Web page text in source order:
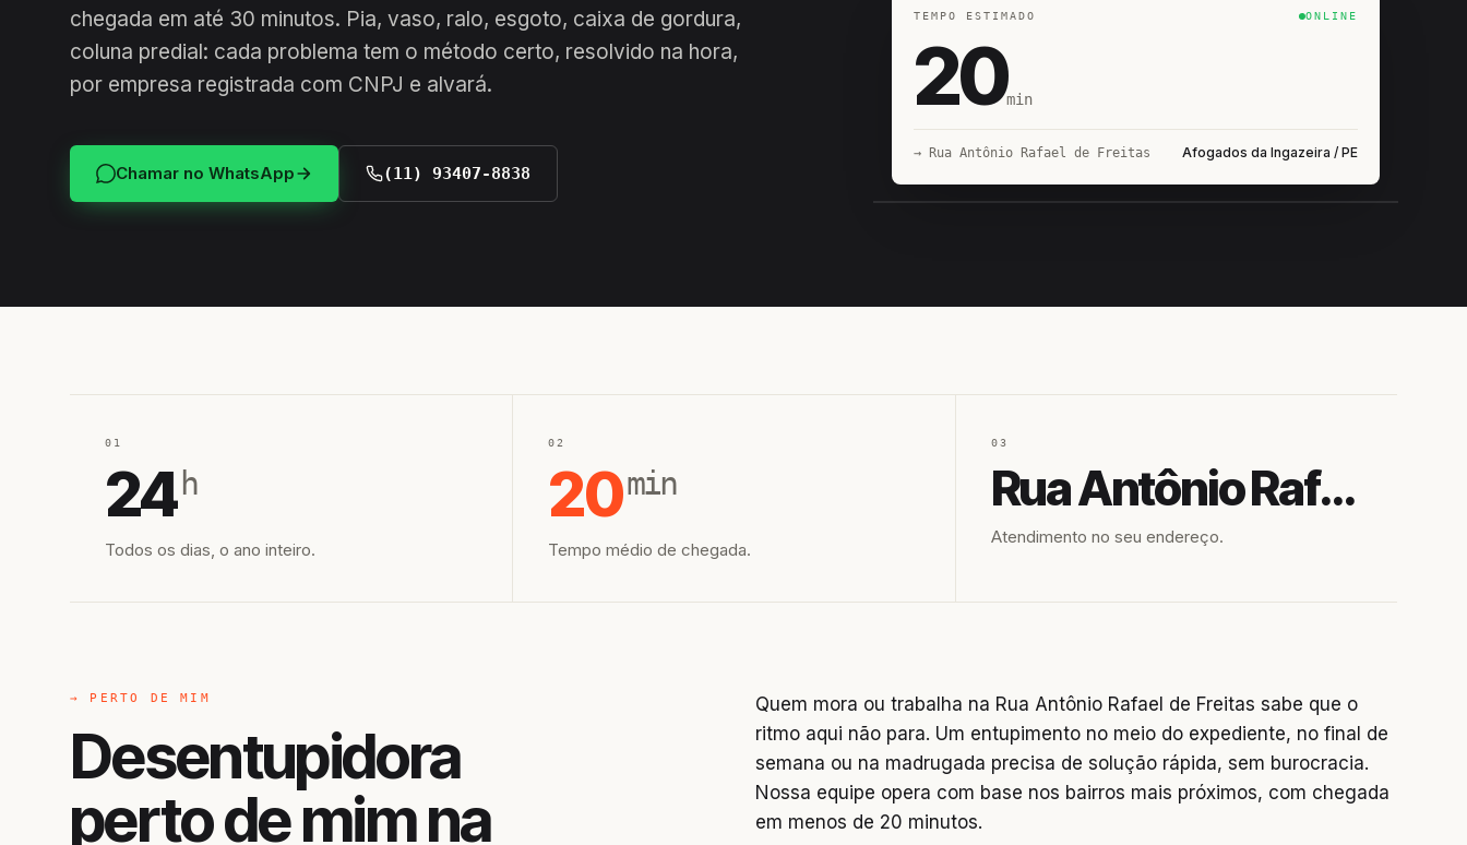
chegada em até 30 minutos. Pia, vaso, ralo, esgoto, caixa de gordura,
coluna predial: cada problema tem o método certo, resolvido na hora,
por empresa registrada com CNPJ e alvará.
Chamar no WhatsApp (11) 93407-8838
TEMPO ESTIMADO ONLINE
20min
→ Rua Antônio Rafael de Freitas Afogados da Ingazeira / PE
01
24 h
Todos os dias, o ano inteiro.
02
20min
Tempo médio de chegada.
03
Rua Antônio Rafael de Freitas
Atendimento no seu endereço.
→ PERTO DE MIM
Desentupidora
perto de mim na
Quem mora ou trabalha na Rua Antônio Rafael de Freitas sabe que o
ritmo aqui não para. Um entupimento no meio do expediente, no final de
semana ou na madrugada precisa de solução rápida, sem burocracia.
Nossa equipe opera com base nos bairros mais próximos, com chegada
em menos de 20 minutos.